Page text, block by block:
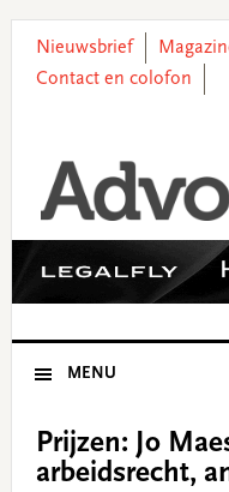
primary
main
primary
footer
Nieuwsbrief
Contact en colofon
MENU
Prijzen: Jo
arbeidsrecht,